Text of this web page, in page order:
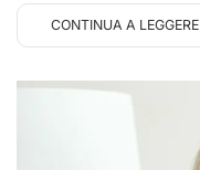
CONTINUA A LEGGERE